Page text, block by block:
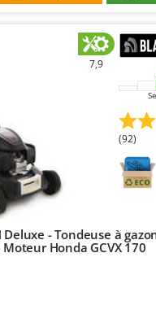
7,9
(92)
Deluxe - Tondeuse à
Honda GCVX 170